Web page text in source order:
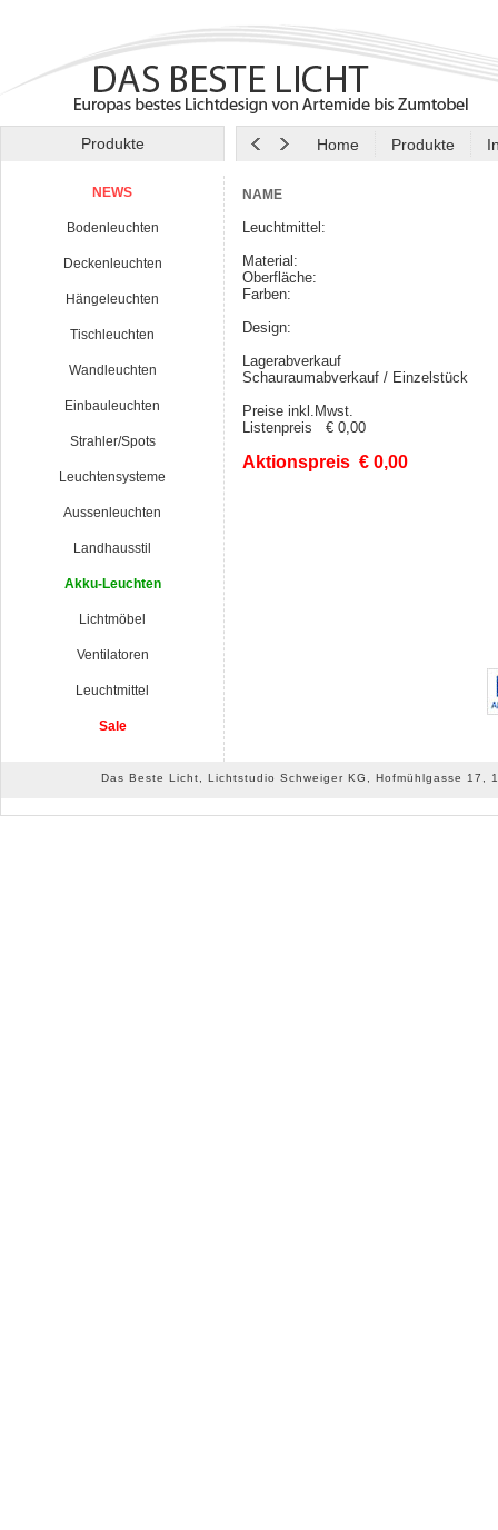
Produkte Home Produkte
NEWS
Bodenleuchten
Deckenleuchten
Hängeleuchten
Tischleuchten
Wandleuchten
Einbauleuchten
Strahler/Spots
Leuchtensysteme
Aussenleuchten
Landhausstil
Akku-Leuchten
Lichtmöbel
Ventilatoren
Leuchtmittel
Sale
NAME
Leuchtmittel:
Material:
Oberfläche:
Farben:
Design:
Lagerabverkauf
Schauraumabverkauf / Einzelstück
Preise inkl.Mwst.
Listenpreis € 0,00
Aktionspreis € 0,00
Das Beste Licht, Lichtstudio Schweiger KG, Hofmühlgasse